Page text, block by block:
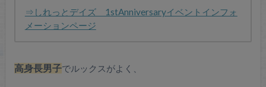
⇒しれっとデイズ 1stAnniversaryイベントインフォ
メーションページ
高身長男子でルックスがよく、